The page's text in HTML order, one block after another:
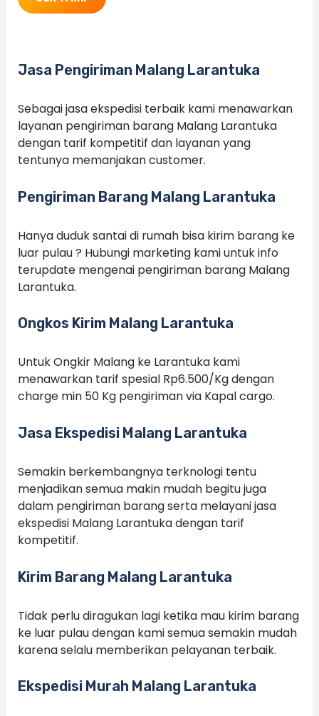
Jasa Pengiriman Malang Larantuka
Sebagai jasa ekspedisi terbaik kami menawarkan
layanan pengiriman barang Malang Larantuka
dengan tarif kompetitif dan layanan yang
tentunya memanjakan customer.
Pengiriman Barang Malang Larantuka
Hanya duduk santai di rumah bisa kirim barang ke
luar pulau ? Hubungi marketing kami untuk info
terupdate mengenai pengiriman barang Malang
Larantuka.
Ongkos Kirim Malang Larantuka
Untuk Ongkir Malang ke Larantuka kami
menawarkan tarif spesial Rp6.500/Kg dengan
charge min 50 Kg pengiriman via Kapal cargo.
Jasa Ekspedisi Malang Larantuka
Semakin berkembangnya terknologi tentu
menjadikan semua makin mudah begitu juga
dalam pengiriman barang serta melayani jasa
ekspedisi Malang Larantuka dengan tarif
kompetitif.
Kirim Barang Malang Larantuka
Tidak perlu diragukan lagi ketika mau kirim barang
ke luar pulau dengan kami semua semakin mudah
karena selalu memberikan pelayanan terbaik.
Ekspedisi Murah Malang Larantuka